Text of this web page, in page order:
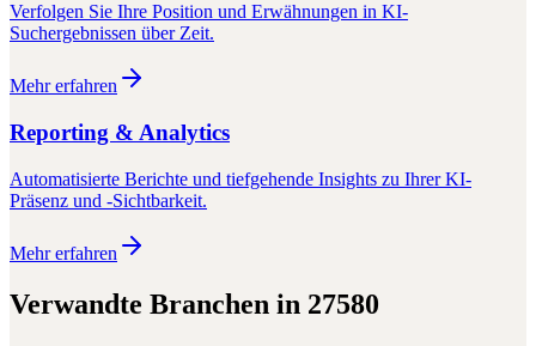
Verfolgen Sie Ihre Position und Erwähnungen in KI-
Suchergebnissen über Zeit.
Mehr erfahren
Reporting & Analytics
Automatisierte Berichte und tiefgehende Insights zu Ihrer KI-
Präsenz und -Sichtbarkeit.
Mehr erfahren
Verwandte Branchen in 27580